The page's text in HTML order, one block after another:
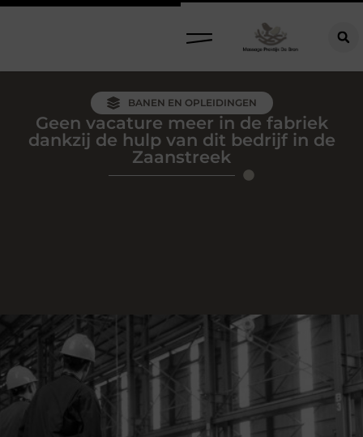
BANEN EN OPLEIDINGEN
Geen vacature meer in de fabriek
dankzij de hulp van dit bedrijf in de
Zaanstreek